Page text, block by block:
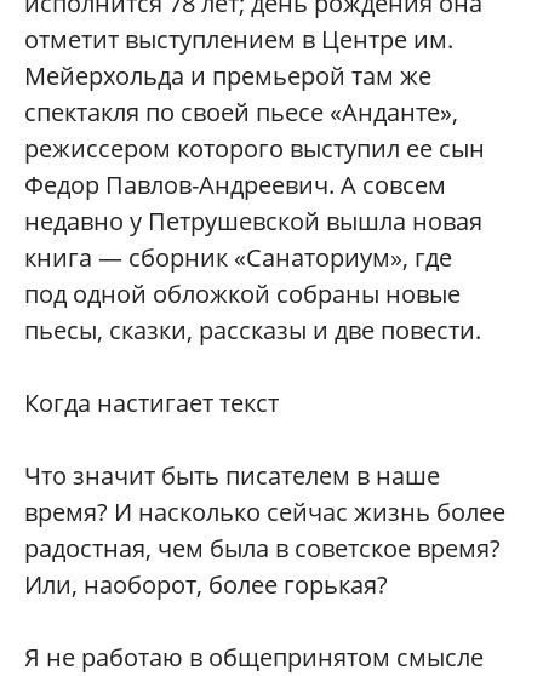
отметит выступлением в Центре им.
Мейерхольда и премьерой там же
спектакля по своей пьесе «Анданте»,
режиссером которого выступил ее сын
Федор Павлов-Андреевич. А совсем
недавно у Петрушевской вышла новая
книга — сборник «Санаториум», где
под одной обложкой собраны новые
пьесы, сказки, рассказы и две повести.
Когда настигает текст
Что значит быть писателем в наше
время? И насколько сейчас жизнь более
радостная, чем была в советское время?
Или, наоборот, более горькая?
Я не работаю в общепринятом смысле